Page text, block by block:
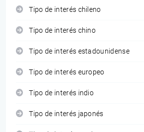
Tipo de interés chileno
Tipo de interés chino
Tipo de interés estadounidense
Tipo de interés europeo
Tipo de interés indio
Tipo de interés japonés